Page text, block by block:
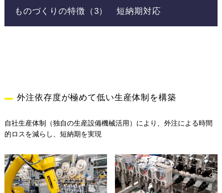
ものづくりの特徴（3） 短納期対応
外注依存度が極めて低い生産体制を構築
自社生産体制（独自の生産設備機械活用）により、外注による時間
的ロスを減らし、短納期を実現